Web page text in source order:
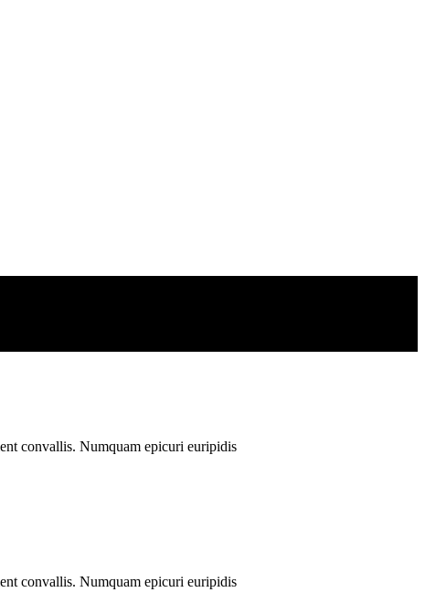
convallis. Numquam epicuri euripidis
convallis. Numquam epicuri euripidis